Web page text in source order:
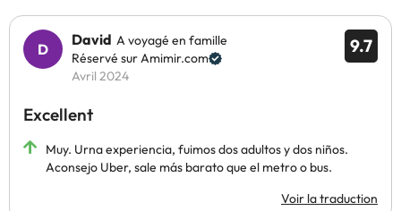
9.7
David A voyagé en famille
Réservé sur Amimir.com
Avril 2024
Excellent
Muy. Urna experiencia, fuimos dos adultos y dos niños.
Aconsejo Uber, sale más barato que el metro o bus.
Voir la traduction